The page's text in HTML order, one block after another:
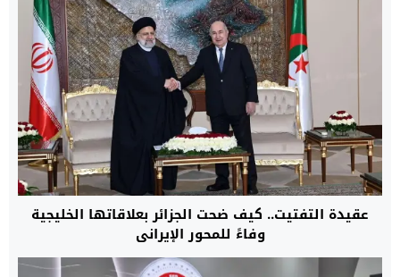
عقيدة التفتيت.. كيف ضحت الجزائر بعلاقاتها الخليجية
وفاءً للمحور الإيراني